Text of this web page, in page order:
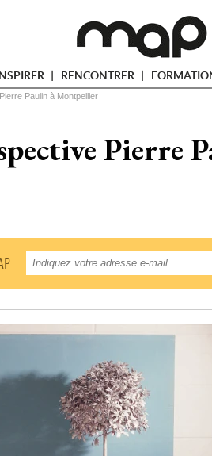
RENCONTRER
Paulin à Montpellier
Pierre